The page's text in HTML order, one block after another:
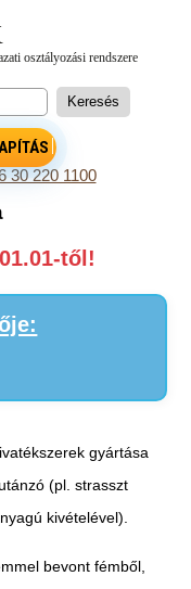
30 220 1100
től!
gyártása
(pl. strasszt
kivételével).
bevont fémből,